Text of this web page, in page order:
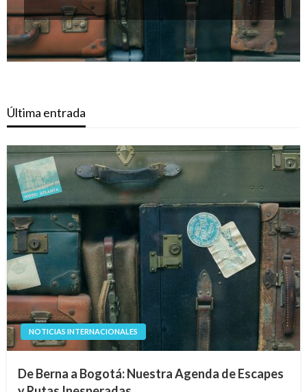
Última entrada
NOTICIAS INTERNACIONALES
De Berna a Bogotá: Nuestra Agenda de Escapes